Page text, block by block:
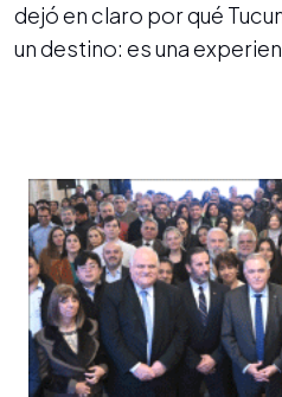
dejó en claro por qué
un destino: es una